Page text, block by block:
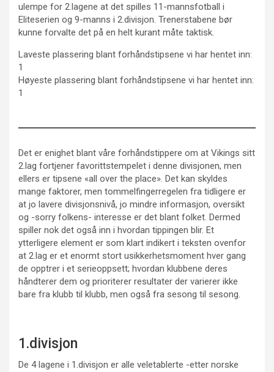
ulempe for 2.lagene at det spilles 11-mannsfotball i
Eliteserien og 9-manns i 2.divisjon. Trenerstabene bør
kunne forvalte det på en helt kurant måte taktisk.
Laveste plassering blant forhåndstipsene vi har hentet inn:
1
Høyeste plassering blant forhåndstipsene vi har hentet inn:
1
Det er enighet blant våre forhåndstippere om at Vikings sitt
2.lag fortjener favorittstempelet i denne divisjonen, men
ellers er tipsene «all over the place». Det kan skyldes
mange faktorer, men tommelfingerregelen fra tidligere er
at jo lavere divisjonsnivå, jo mindre informasjon, oversikt
og -sorry folkens- interesse er det blant folket. Dermed
spiller nok det også inn i hvordan tippingen blir. Et
ytterligere element er som klart indikert i teksten ovenfor
at 2.lag er et enormt stort usikkerhetsmoment hver gang
de opptrer i et serieoppsett; hvordan klubbene deres
håndterer dem og prioriterer resultater der varierer ikke
bare fra klubb til klubb, men også fra sesong til sesong.
1.divisjon
De 4 lagene i 1.divisjon er alle veletablerte -etter norske